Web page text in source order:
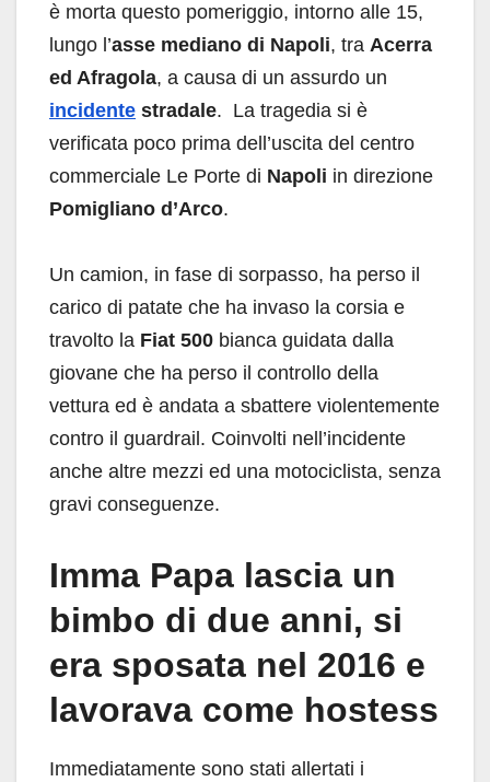
è morta questo pomeriggio, intorno alle 15,
lungo l’asse mediano di Napoli, tra Acerra
ed Afragola, a causa di un assurdo un
incidente stradale. La tragedia si è
verificata poco prima dell’uscita del centro
commerciale Le Porte di Napoli in direzione
Pomigliano d’Arco.
Un camion, in fase di sorpasso, ha perso il
carico di patate che ha invaso la corsia e
travolto la Fiat 500 bianca guidata dalla
giovane che ha perso il controllo della
vettura ed è andata a sbattere violentemente
contro il guardrail. Coinvolti nell’incidente
anche altre mezzi ed una motociclista, senza
gravi conseguenze.
Imma Papa lascia un
bimbo di due anni, si
era sposata nel 2016 e
lavorava come hostess
Immediatamente sono stati allertati i